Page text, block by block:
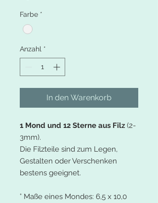
Farbe *
Anzahl *
In den Warenkorb
1 Mond und 12 Sterne aus Filz (2-
3mm).
Die Filzteile sind zum Legen,
Gestalten oder Verschenken
bestens geeignet.
° Maße eines Mondes: 6,5 x 10,0